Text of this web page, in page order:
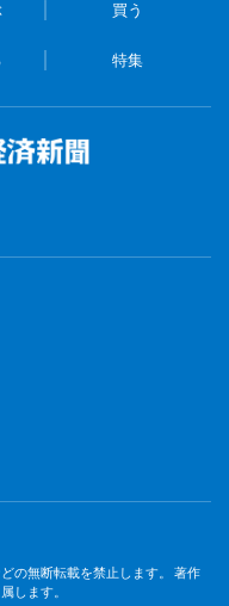
買う
特集
の無断転載を禁止します。 著作
します。